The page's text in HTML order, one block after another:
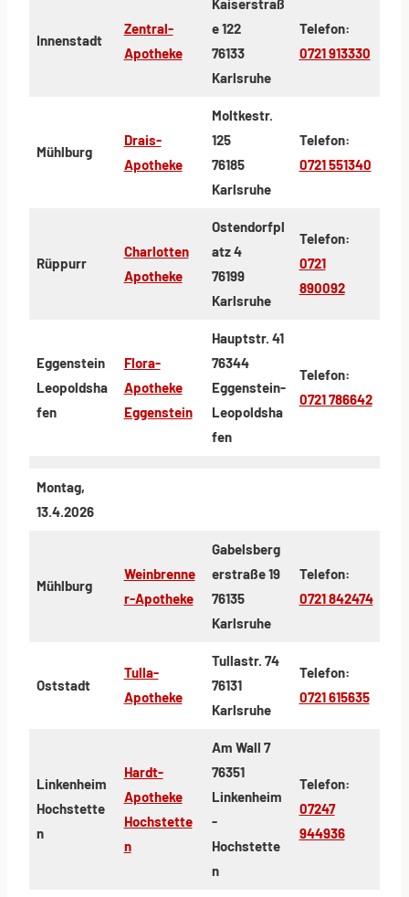
Innenstadt
Zentral-
Apotheke
e 122
76133
Karlsruhe
Telefon:
0721 913330
Mühlburg
Drais-
Apotheke
Moltkestr.
125
76185
Karlsruhe
Telefon:
0721 551340
Rüppurr
Charlotten
Apotheke
Ostendorfpl
atz 4
76199
Karlsruhe
Telefon:
0721
890092
Eggenstein
Leopoldsha
fen
Flora-
Apotheke
Eggenstein
Hauptstr. 41
76344
Eggenstein-
Leopoldsha
fen
Telefon:
0721 786642
Montag,
13.4.2026
Mühlburg
Weinbrenne
r-Apotheke
Gabelsberg
erstraße 19
76135
Karlsruhe
Telefon:
0721 842474
Oststadt
Tulla-
Apotheke
Tullastr. 74
76131
Karlsruhe
Telefon:
0721 615635
Linkenheim
Hochstette
n
Hardt-
Apotheke
Hochstette
n
Am Wall 7
76351
Linkenheim
-
Hochstette
n
Telefon:
07247
944936